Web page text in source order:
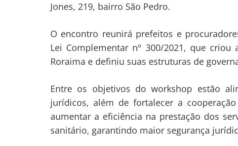
Jones, 219, bairro São Pedro.
O encontro reunirá prefeitos e
Lei Complementar nº 300/2021, que
Roraima e definiu suas estruturas de
Entre os objetivos do workshop estão
jurídicos, além de fortalecer a
aumentar a eficiência na prestação dos
sanitário, garantindo maior segurança
Navegação